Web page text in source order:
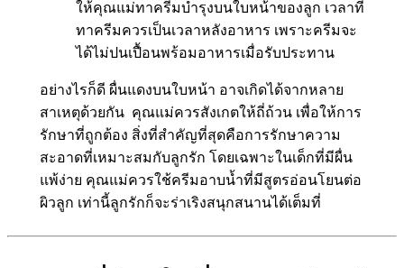
ให้คุณแม่ทาครีมบำรุงบนใบหน้าของลูก เวลาที่
ทาครีมควรเป็นเวลาหลังอาหาร เพราะครีมจะ
ได้ไม่ปนเปื้อนพร้อมอาหารเมื่อรับประทาน
อย่างไรก็ดี ผื่นแดงบนใบหน้า อาจเกิดได้จากหลาย
สาเหตุด้วยกัน คุณแม่ควรสังเกตให้ถี่ถ้วน เพื่อให้การ
รักษาที่ถูกต้อง สิ่งที่สำคัญที่สุดคือการรักษาความ
สะอาดที่เหมาะสมกับลูกรัก โดยเฉพาะในเด็กที่มีผื่น
แพ้ง่าย คุณแม่ควรใช้ครีมอาบน้ำที่มีสูตรอ่อนโยนต่อ
ผิวลูก เท่านี้ลูกรักก็จะร่าเริงสนุกสนานได้เต็มที่